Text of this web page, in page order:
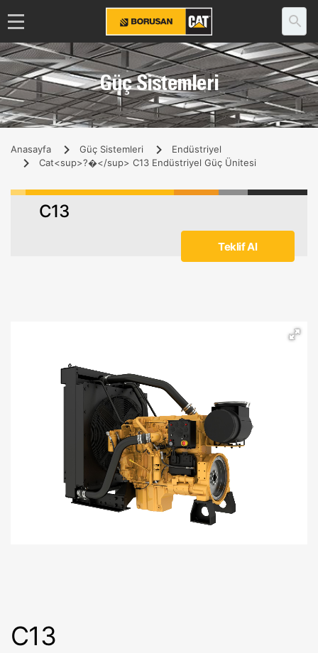
Güç Sistemleri
Anasayfa Güç Sistemleri
Endüstriyel
Cat<sup>?�</sup> C13 Endüstriyel Güç Ünitesi
C13
Teklif Al
C13